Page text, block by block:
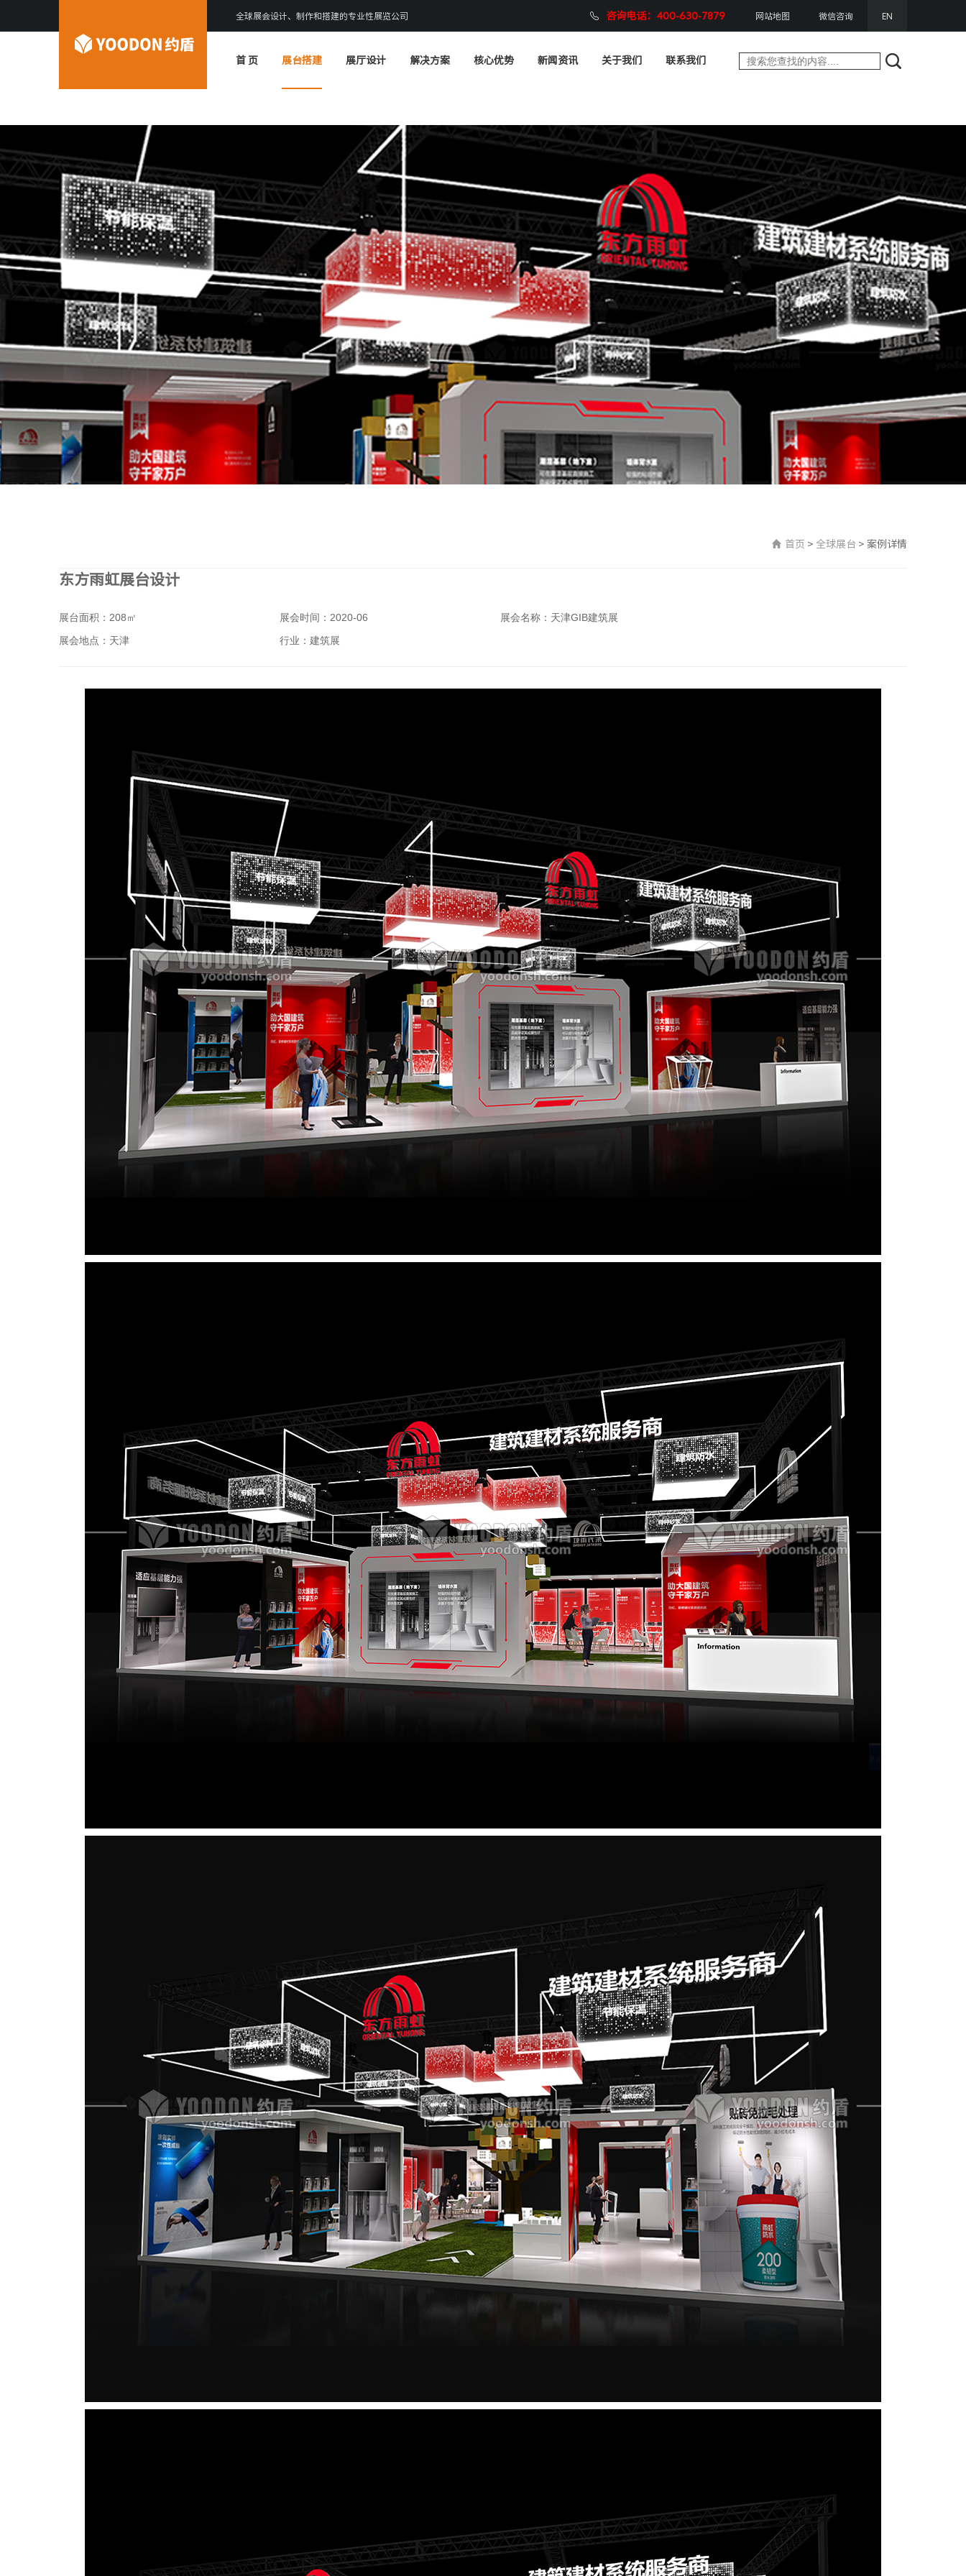
全球展会设计、制作和搭建的专业性展览公司 咨询电话：400-630-7879 网站地图 微信咨询 EN
首 页 展台搭建 展厅设计 解决方案 核心优势 新闻资讯 关于我们 联系我们
首页 > 全球展台 > 案例详情
东方雨虹展台设计
展台面积：208㎡ 展会时间：2020-06
展会名称：天津GIB建筑展
展会地点：天津
行业：建筑展